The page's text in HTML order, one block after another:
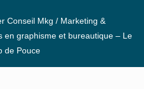
Conseil Mkg / Marketing &
en graphisme et bureautique – Le
de Pouce